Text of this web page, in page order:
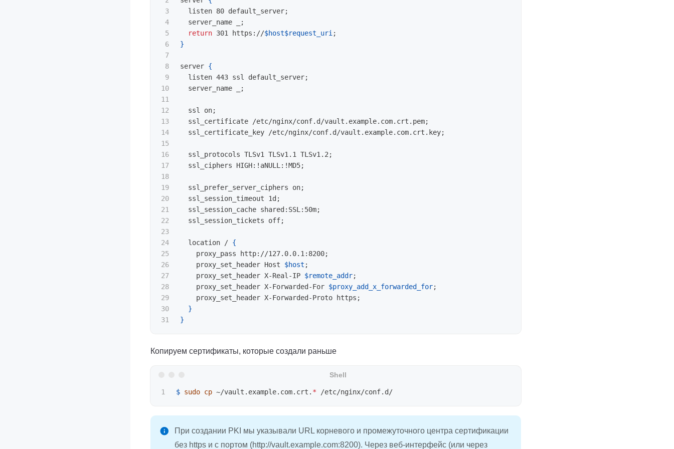
3
4
5
6
7
8
9
10
11
12
13
14
15
16
17
18
19
20
21
22
23
24
25
26
27
28
29
30
  listen 80 default_server
;
  server_name _
;
return 301 https://$host$request_uri ;
}
server {
  listen 443 ssl default_server
;
  server_name _
;
  ssl on
;
  ssl_certificate /etc/nginx/conf.d/vault.example.com.crt.pem
;
  ssl_certificate_key /etc/nginx/conf.d/vault.example.com.crt.key
;
  ssl_protocols TLSv1 TLSv1.1 TLSv1.2
;
  ssl_ciphers HIGH:!aNULL:!MD5
;
  ssl_prefer_server_ciphers on
;
  ssl_session_timeout 1d
;
  ssl_session_cache shared:SSL:50m
;
  ssl_session_tickets off
;
  location /
{
    proxy_pass http://127.0.0.1:8200
;
    proxy_set_header Host
$host ;
    proxy_set_header X-Real-IP
$remote_addr;
    proxy_set_header X-Forwarded-For
$proxy_add_x_forwarded_for;
    proxy_set_header X-Forwarded-Proto https
;
}
}
Копируем сертификаты, которые создали раньше
$ sudo cp ~/vault.example.com.crt. *
При создании PKI мы указывали URL корневого и промежуточного центра сертификации
без https и с портом (http://vault.example.com:8200). Через веб-интерфейс (или через